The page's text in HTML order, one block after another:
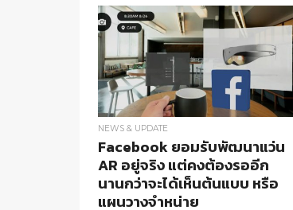
ด้วยเช่นกัน
NEWS & UPDATE
Facebook ยอมรับพัฒนาแว่น
AR อยู่จริง แต่คงต้องรออีก
นานกว่าจะได้เห็นต้นแบบ หรือ
แผนวางจำหน่าย